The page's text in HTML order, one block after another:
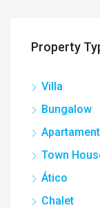
Property
Villa
Bungalow
Town
Ático
Chalet